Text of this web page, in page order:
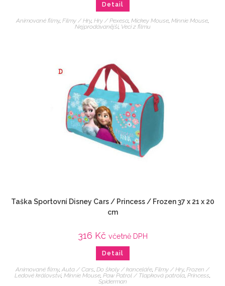
Detail
Animované filmy, Filmy / Hry, Hry / Pexesa Mickey Mouse Minnie Mouse
Nejprodávanější, Veci z filmu
Taška Sportovní Disney Cars / Princess / Frozen 37 x 21 x 20
cm
316 Kč včetně DPH
Detail
Animované filmy, Auta / Cars, Do školy / kanceláře, Filmy / Hry, Frozen /
Ledové království, Minnie Mouse, Paw Patrol / Tlapková patrola, Princess,
Spiderman